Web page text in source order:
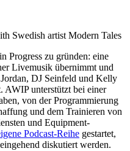
Swedish artist Modern Tales
Progress zu gründen: eine
Livemusik übernimmt und
DJ Seinfeld und Kelly
AWIP unterstützt bei einer
von der Programmierung
und dem Trainieren von
und Equipment-
Podcast-Reihe gestartet,
diskutiert werden.